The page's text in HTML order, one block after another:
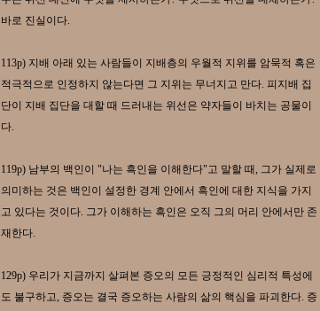
바로 진실이다.
113p) 지배 아래 있는 사람들이 지배층의 우월적 지위를 암묵적 혹은
적극적으로 인정하지 않는다면 그 지위는 무너지고 만다. 피지배 집
단이 지배 집단을 대할 때 드러내는 위선은 약자들이 바치는 공물이
다.
119p) 남부의 백인이 "나는 흑인을 이해한다"고 말할 때, 그가 실제로
의미하는 것은 백인이 설정한 경계 안에서 흑인에 대한 지식을 가지
고 있다는 것이다. 그가 이해하는 흑인은 오직 그의 머리 안에서만 존
재한다.
129p) 우리가 지금까지 살펴본 증오의 모든 긍정적인 심리적 특성에
도 불구하고, 증오는 결국 증오하는 사람의 삶의 핵심을 파괴한다. 증